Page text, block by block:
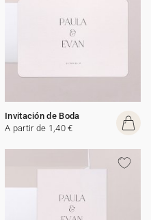
Invitación de Boda
A partir de 1,40 €